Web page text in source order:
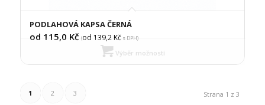
PODLAHOVÁ KAPSA ČERNÁ
od 115,0 Kč (od 139,2Kčs DPH)
Výběr možností
Strana 1 z 3
1 2 3